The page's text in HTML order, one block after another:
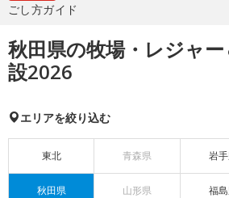
ごし方ガイド
秋田県の牧場・レジャ
設2026
エリアを絞り込む
東北 青森県 岩
秋田県 山形県 福